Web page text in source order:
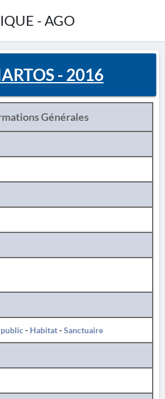
- AGO
- 2016
Générales
public- Habitat-Sanctuaire